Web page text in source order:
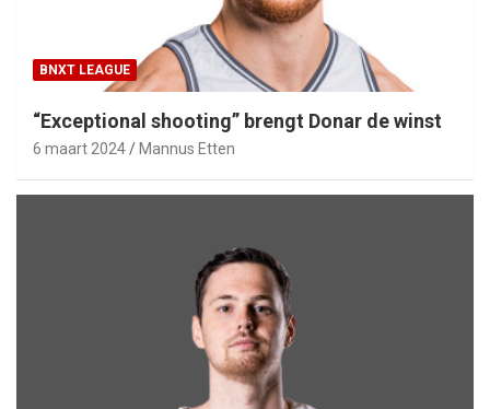
BNXT LEAGUE
“Exceptional shooting” brengt Donar de winst
6 maart 2024 Mannus Etten